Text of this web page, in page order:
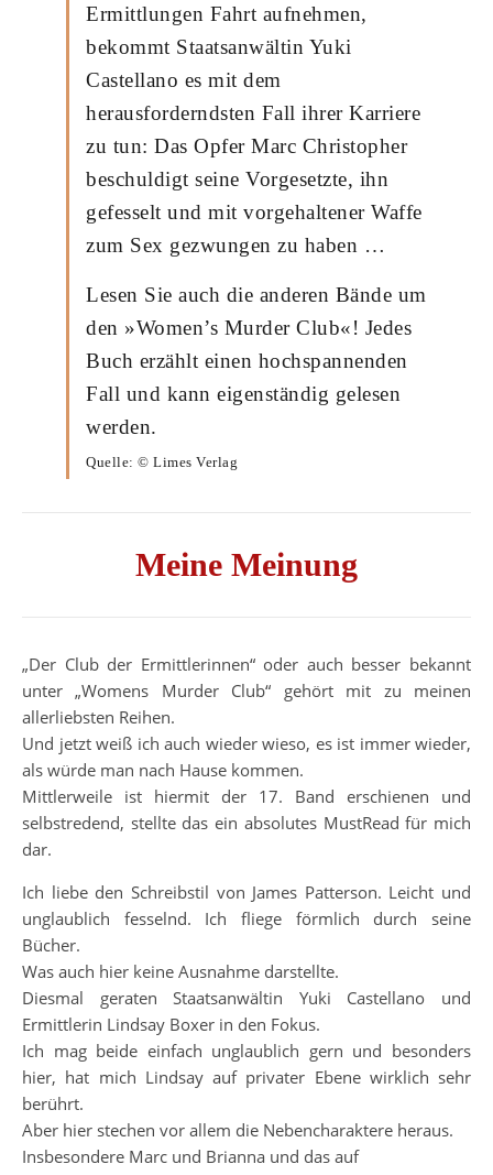
Ermittlungen Fahrt aufnehmen,
bekommt Staatsanwältin Yuki
Castellano es mit dem
herausforderndsten Fall ihrer Karriere
zu tun: Das Opfer Marc Christopher
beschuldigt seine Vorgesetzte, ihn
gefesselt und mit vorgehaltener Waffe
zum Sex gezwungen zu haben …
Lesen Sie auch die anderen Bände um
den »Women’s Murder Club«! Jedes
Buch erzählt einen hochspannenden
Fall und kann eigenständig gelesen
werden.
Quelle: © Limes Verlag
Meine Meinung
„Der Club der Ermittlerinnen“ oder auch besser bekannt
unter „Womens Murder Club“ gehört mit zu meinen
allerliebsten Reihen.
Und jetzt weiß ich auch wieder wieso, es ist immer wieder,
als würde man nach Hause kommen.
Mittlerweile ist hiermit der 17. Band erschienen und
selbstredend, stellte das ein absolutes MustRead für mich
dar.
Ich liebe den Schreibstil von James Patterson. Leicht und
unglaublich fesselnd. Ich fliege förmlich durch seine
Bücher.
Was auch hier keine Ausnahme darstellte.
Diesmal geraten Staatsanwältin Yuki Castellano und
Ermittlerin Lindsay Boxer in den Fokus.
Ich mag beide einfach unglaublich gern und besonders
hier, hat mich Lindsay auf privater Ebene wirklich sehr
berührt.
Aber hier stechen vor allem die Nebencharaktere heraus.
Insbesondere Marc und Brianna und das auf